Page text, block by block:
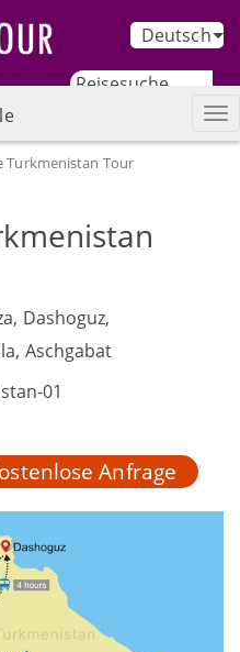
Deutsch
Turkmenistan Tour
Dashoguz,
Aschgabat
01
Anfrage